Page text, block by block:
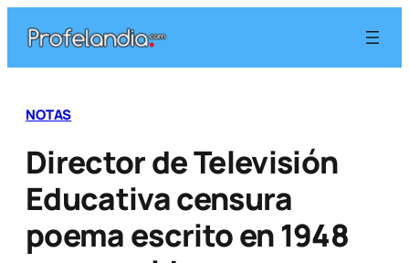
contenido
NOTAS
Director de Televisión
Educativa censura
poema escrito en 1948